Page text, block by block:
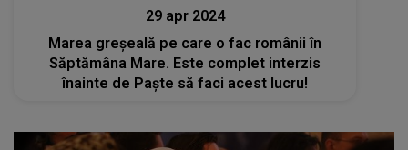
29 apr 2024
Marea greșeală pe care o fac românii în
Săptămâna Mare. Este complet interzis
înainte de Paște să faci acest lucru!